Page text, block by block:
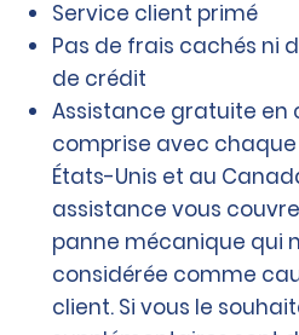
Service client primé
Pas de frais cachés ni
de crédit
Assistance gratuite en
comprise avec
États-Unis et au
assistance vous
panne mécanique qui
considérée comme
client. Si vous le